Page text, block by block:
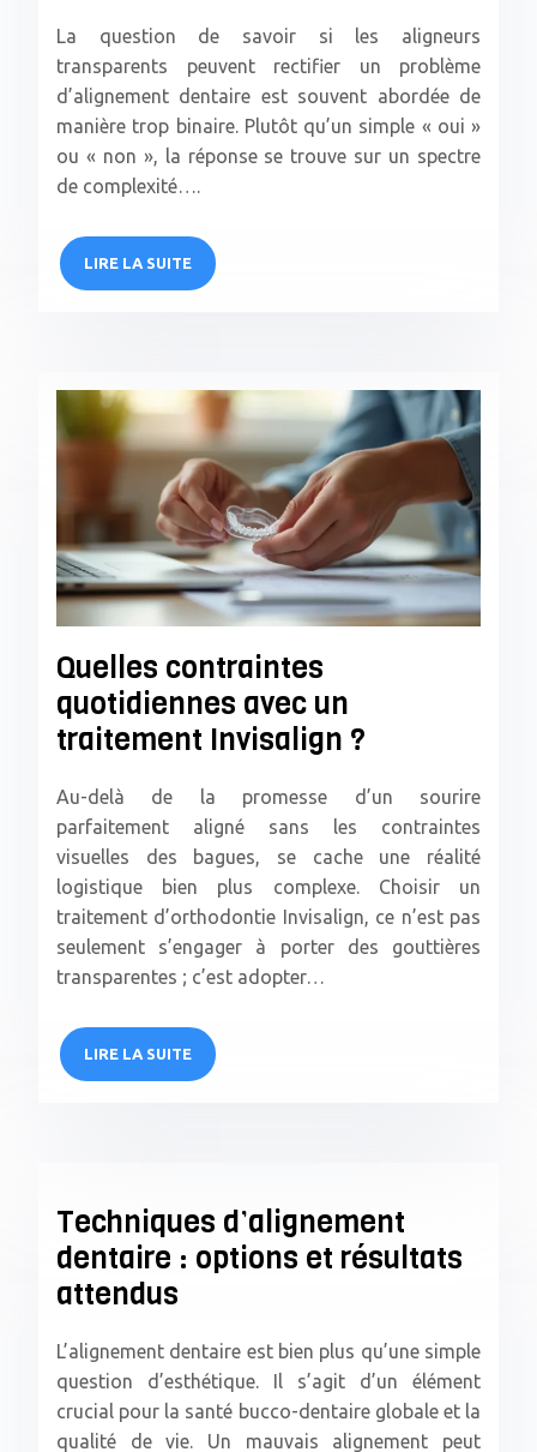
La question de savoir si les aligneurs
transparents peuvent rectifier un problème
d’alignement dentaire est souvent abordée de
manière trop binaire. Plutôt qu’un simple « oui »
ou « non », la réponse se trouve sur un spectre
de complexité….
LIRE LA SUITE
Quelles contraintes
quotidiennes avec un
traitement Invisalign ?
Au-delà de la promesse d’un sourire
parfaitement aligné sans les contraintes
visuelles des bagues, se cache une réalité
logistique bien plus complexe. Choisir un
traitement d’orthodontie Invisalign, ce n’est pas
seulement s’engager à porter des gouttières
transparentes ; c’est adopter…
LIRE LA SUITE
Techniques d’alignement
dentaire : options et résultats
attendus
L’alignement dentaire est bien plus qu’une simple
question d’esthétique. Il s’agit d’un élément
crucial pour la santé bucco-dentaire globale et la
qualité de vie. Un mauvais alignement peut